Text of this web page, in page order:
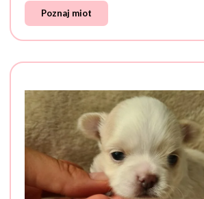
Poznaj miot